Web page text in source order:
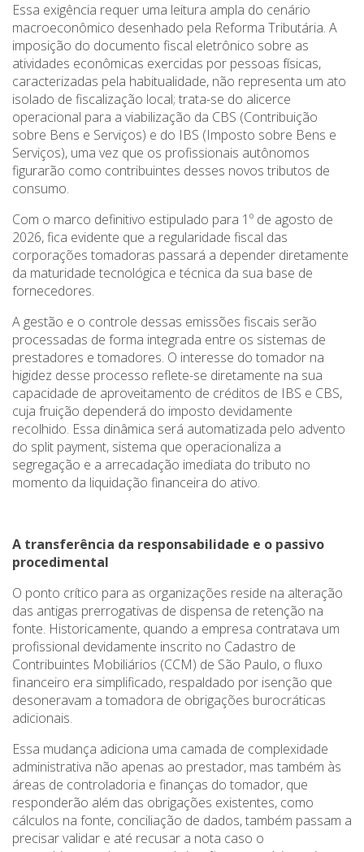
Essa exigência requer uma leitura ampla do cenário
macroeconômico desenhado pela Reforma Tributária. A
imposição do documento fiscal eletrônico sobre as
atividades econômicas exercidas por pessoas físicas,
caracterizadas pela habitualidade, não representa um ato
isolado de fiscalização local; trata-se do alicerce
operacional para a viabilização da CBS (Contribuição
sobre Bens e Serviços) e do IBS (Imposto sobre Bens e
Serviços), uma vez que os profissionais autônomos
figurarão como contribuintes desses novos tributos de
consumo.
Com o marco definitivo estipulado para 1º de agosto de
2026, fica evidente que a regularidade fiscal das
corporações tomadoras passará a depender diretamente
da maturidade tecnológica e técnica da sua base de
fornecedores.
A gestão e o controle dessas emissões fiscais serão
processadas de forma integrada entre os sistemas de
prestadores e tomadores. O interesse do tomador na
higidez desse processo reflete-se diretamente na sua
capacidade de aproveitamento de créditos de IBS e CBS,
cuja fruição dependerá do imposto devidamente
recolhido. Essa dinâmica será automatizada pelo advento
do split payment, sistema que operacionaliza a
segregação e a arrecadação imediata do tributo no
momento da liquidação financeira do ativo.
A transferência da responsabilidade e o passivo
procedimental
O ponto crítico para as organizações reside na alteração
das antigas prerrogativas de dispensa de retenção na
fonte. Historicamente, quando a empresa contratava um
profissional devidamente inscrito no Cadastro de
Contribuintes Mobiliários (CCM) de São Paulo, o fluxo
financeiro era simplificado, respaldado por isenção que
desoneravam a tomadora de obrigações burocráticas
adicionais.
Essa mudança adiciona uma camada de complexidade
administrativa não apenas ao prestador, mas também às
áreas de controladoria e finanças do tomador, que
responderão além das obrigações existentes, como
cálculos na fonte, conciliação de dados, também passam a
precisar validar e até recusar a nota caso o